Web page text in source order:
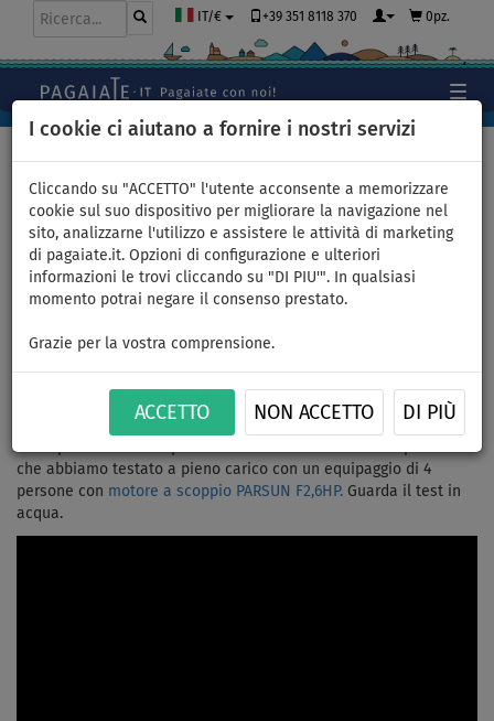
I cookie ci aiutano a fornire i nostri servizi
Cliccando su "ACCETTO" l'utente acconsente a memorizzare
cookie sul suo dispositivo per migliorare la navigazione nel
sito, analizzarne l'utilizzo e assistere le attività di marketing
di pagaiate.it. Opzioni di configurazione e ulteriori
informazioni le trovi cliccando su "DI PIU'". In qualsiasi
momento potrai negare il consenso prestato.
Grazie per la vostra comprensione.
ACCETTO NON ACCETTO DI PIÙ
IT/€ +39 351 8118 370 0pz.
PARSUN F2,6HP
Test gommone AQUA MARINA
AIRCAT 2,85m AD con motore
a scoppio PARSUN F2,6HP
che abbiamo testato a pieno carico con un equipaggio di 4
persone con motore a scoppio PARSUN F2,6HP. Guarda il test in
acqua.